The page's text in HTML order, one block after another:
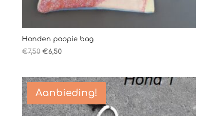
Honden poopie bag
€7,50 Oorspronkelijke
€6,50Huidige
Aanbieding!